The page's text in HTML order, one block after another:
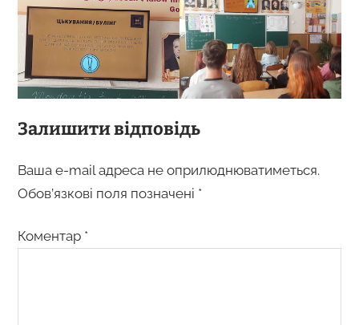
Залишити відповідь
Ваша e-mail адреса не оприлюднюватиметься.
Обов’язкові поля позначені *
Коментар *